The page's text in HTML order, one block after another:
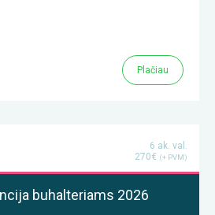
Plačiau
6 ak. val.
270€ (+ PVM)
buhalteriams 2026